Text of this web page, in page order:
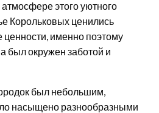
этого уютного
Корольковых ценились
именно поэтому
был окружен заботой и
был небольшим,
насыщено разнообразными